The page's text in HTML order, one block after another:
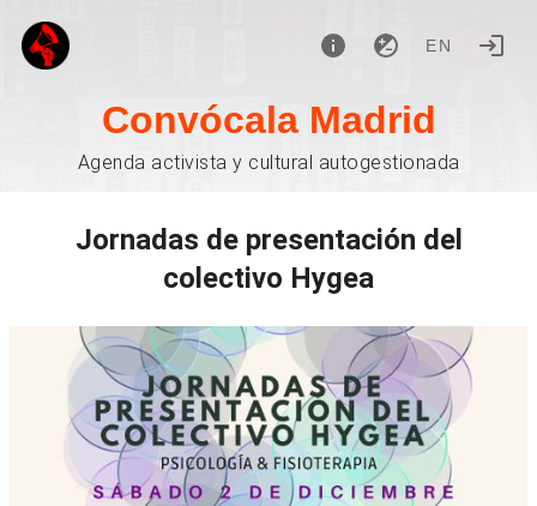
EN
Convócala Madrid
Agenda activista y cultural autogestionada
Jornadas de presentación del
colectivo Hygea